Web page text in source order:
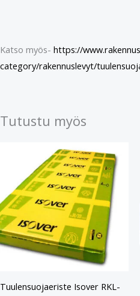
Katso myös- https://
category/rakennuslevyt/
Tutustu myös
Tuulensuojaeriste Isover RKL-